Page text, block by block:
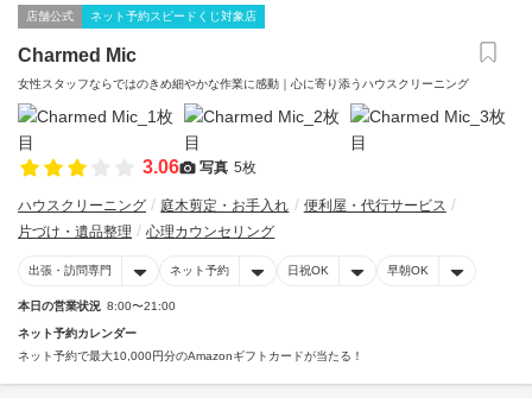
店舗公式 ネット予約スピードくじ対象店
Charmed Mic
女性スタッフならではのきめ細やかな作業に感動｜心に寄り添うハウスクリーニング
3.06 写真 5枚
ハウスクリーニング 庭木剪定・お手入れ
便利屋・代行サービス
片づけ・遺品整理
心理カウンセリング
出張・訪問専門 ネット予約 日祝OK 早朝OK
本日の営業状況 8:00〜21:00
ネット予約カレンダー
ネット予約で最大10,000円分のAmazonギフトカードが当たる！